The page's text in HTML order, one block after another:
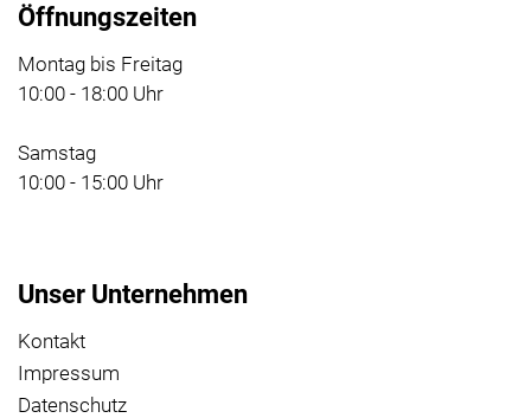
Öffnungszeiten
Montag bis Freitag
10:00 - 18:00 Uhr
Samstag
10:00 - 15:00 Uhr
Unser Unternehmen
Kontakt
Impressum
Datenschutz